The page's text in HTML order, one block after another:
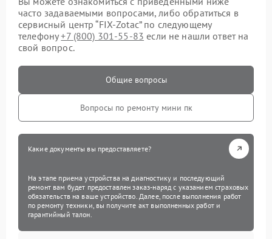
часто задаваемыми вопросами, либо обратиться в
сервисный центр “FIX-Zotac” по следующему
телефону+7 (800) 301-55-83 если не нашли ответ на
свой вопрос.
Общие вопросы
Вопросы по ремонту мини пк
Какие документы вы предоставляете?
На этапе приема устройства на диагностику и последующий
ремонт вам будет предоставлен заказ-наряд с указанием страховых
обязательств на ваше устройство. Далее, после выполнения работ
по ремонту техники, вы получите акт выполненных работ и
гарантийный талон.